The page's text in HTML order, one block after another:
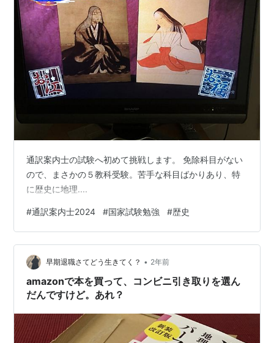
通訳案内士の試験へ初めて挑戦します。 免除科目がない
ので、まさかの５教科受験。苦手な科目ばかりあり、特
に歴史に地理....
#通訳案内士2024 #国家試験勉強 #歴史
早期退職さてどう生きてく？ • 2年前
amazonで本を買って、コンビニ引き取りを選ん
だんですけど。あれ？